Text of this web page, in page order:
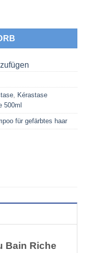
Respect
, Kérastase
500ml
für gefärbtes haar
Bain Riche